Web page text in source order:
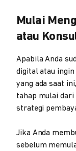
Mulai
atau
Apabila Anda
digital atau
yang ada saat
tahap mulai
strategi
Jika Anda
sebelum